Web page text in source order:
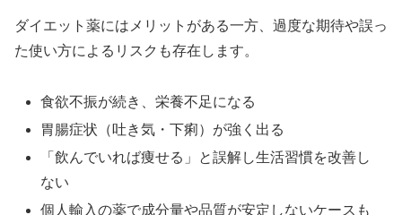
ダイエット薬にはメリットがある一方、過度な期待や誤っ
た使い方によるリスクも存在します。
食欲不振が続き、栄養不足になる
胃腸症状（吐き気・下痢）が強く出る
「飲んでいれば痩せる」と誤解し生活習慣を改善し
ない
個人輸入の薬で成分量や品質が安定しないケースも